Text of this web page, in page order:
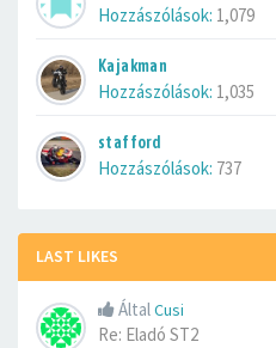
Hozzászólások: 1,079
Kajakman
Hozzászólások: 1,035
stafford
Hozzászólások: 737
LAST LIKES
ÁltalCusi
Re: Eladó ST2